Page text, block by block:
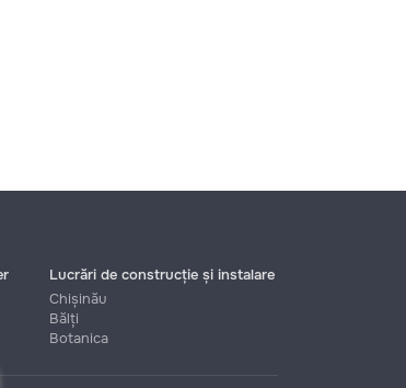
Lucrări de construcție și instalare
Chișinău
Bălți
Botanica